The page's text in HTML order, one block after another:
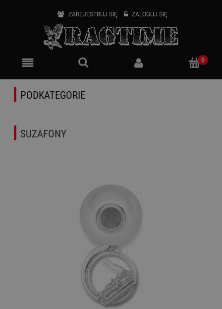
ZAREJESTRUJ SIĘ ZALOGUJ SIĘ
PODKATEGORIE
SUZAFONY